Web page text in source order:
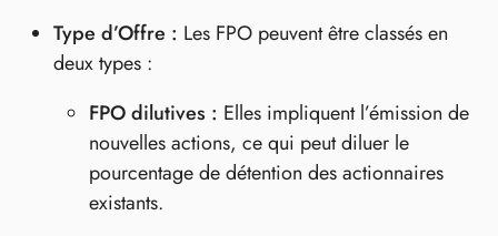
Type d’Offre : Les FPO peuvent être classés en
deux types :
FPO dilutives : Elles impliquent l’émission de
nouvelles actions, ce qui peut diluer le
pourcentage de détention des actionnaires
existants.